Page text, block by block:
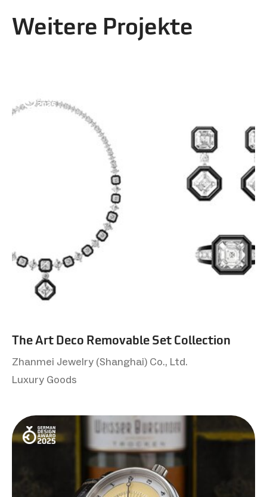
Weitere Projekte
The Art Deco Removable Set Collection
Zhanmei Jewelry (Shanghai) Co., Ltd.
Luxury Goods